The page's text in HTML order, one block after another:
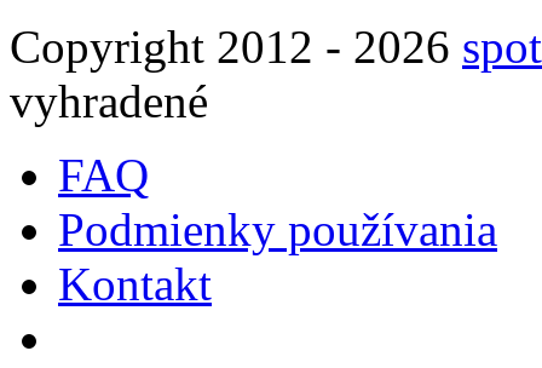
Copyright 2012 - 2026
vyhradené
FAQ
Podmienky používania
Kontakt